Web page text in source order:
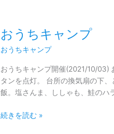
おうちキャンプ
おうちキャンプ
おうちキャンプ開催(2021/10/03)
タンを点灯。 台所の換気扇の下
飯。塩さんま、ししゃも、鮭のハ
お
う
ち
キ
ャ
ン
続きを読む »